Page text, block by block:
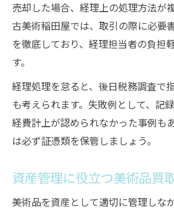
売却した場合、経理上の処理方法が
古美術稲田屋では、取引の際に必要
を徹底しており、経理担当者の負担
す。
経理処理を怠ると、後日税務調査で
も考えられます。失敗例として、記
経費計上が認められなかった事例も
は必ず証憑類を保管しましょう。
資産管理に役立つ美術品買
美術品を資産として適切に管理しな